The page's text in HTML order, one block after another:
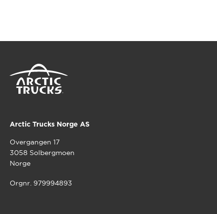
Arctic Trucks Norge AS
Overgangen 17
3058 Solbergmoen
Norge
Orgnr. 979994893